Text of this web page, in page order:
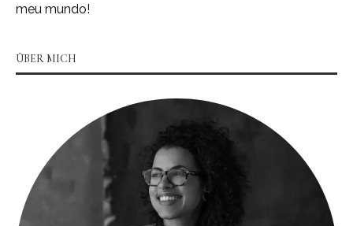
meu mundo!
ÜBER MICH